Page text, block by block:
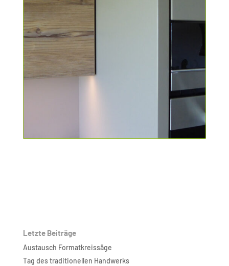
Letzte Beiträge
Austausch Formatkreissäge
Tag des traditionellen Handwerks